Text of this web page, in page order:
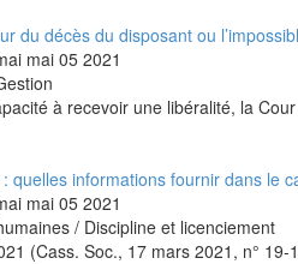
du décès du disposant ou
mai 05 2021
à recevoir une libéralité, la
quelles informations fournir dans le
mai 05 2021
/ Discipline et licenciement
(Cass. Soc., 17 mars 2021, n° 19-